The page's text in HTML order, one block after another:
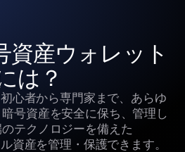
資産ウォレット
は？
心者から専門家まで、あらゆ
号資産を安全に保ち、管理し
テクノロジーを備えた
資産を管理・保護できます。